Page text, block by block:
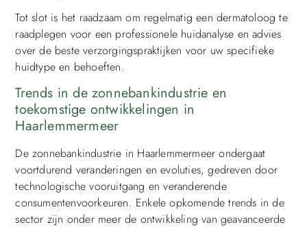
Tot slot is het raadzaam om regelmatig een dermatoloog te
raadplegen voor een professionele huidanalyse en advies
over de beste verzorgingspraktijken voor uw specifieke
huidtype en behoeften.
Trends in de zonnebankindustrie en
toekomstige ontwikkelingen in
Haarlemmermeer
De zonnebankindustrie in Haarlemmermeer ondergaat
voortdurend veranderingen en evoluties, gedreven door
technologische vooruitgang en veranderende
consumentenvoorkeuren. Enkele opkomende trends in de
sector zijn onder meer de ontwikkeling van geavanceerde